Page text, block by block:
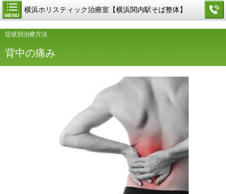
MENU
横浜ホリスティック治療室【横浜関内駅そば整体】
症状別治療方法
背中の痛み